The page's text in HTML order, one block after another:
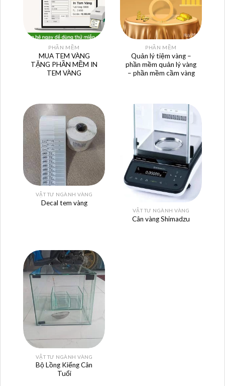
PHẦN MỀM
MUA TEM VÀNG
TẶNG PHẦN MỀM IN
TEM VÀNG
PHẦN MỀM
Quản lý tiệm vàng –
phần mềm quản lý vàng
– phần mềm cầm vàng
VẬT TƯ NGÀNH VÀNG
Decal tem vàng
VẬT TƯ NGÀNH VÀNG
Cân vàng Shimadzu
VẬT TƯ NGÀNH VÀNG
Bộ Lồng Kiếng Cân
Tuổi